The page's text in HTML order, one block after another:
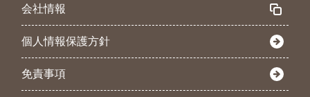
会社情報
個人情報保護方針
免責事項